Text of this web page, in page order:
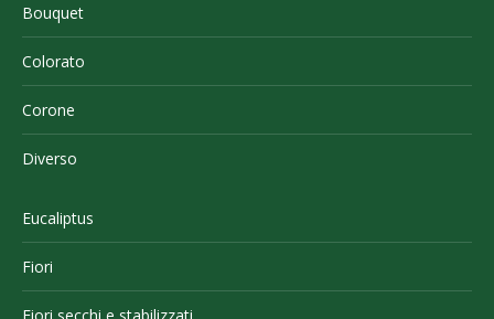
Bouquet
Colorato
Corone
Diverso
Eucaliptus
Fiori